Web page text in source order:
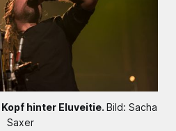
hinter Eluveitie. Bild: Sacha
Saxer